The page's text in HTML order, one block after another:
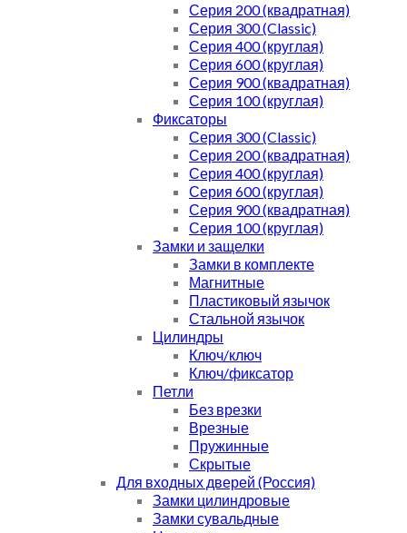
Серия 200 (квадратная)
Серия 300 (Classic)
Серия 400 (круглая)
Серия 600 (круглая)
Серия 900 (квадратная)
Серия 100 (круглая)
Фиксаторы
Серия 300 (Classic)
Серия 200 (квадратная)
Серия 400 (круглая)
Серия 600 (круглая)
Серия 900 (квадратная)
Серия 100 (круглая)
Замки и защелки
Замки в комплекте
Магнитные
Пластиковый язычок
Стальной язычок
Цилиндры
Ключ/ключ
Ключ/фиксатор
Петли
Без врезки
Врезные
Пружинные
Скрытые
Для входных дверей (Россия)
Замки цилиндровые
Замки сувальдные